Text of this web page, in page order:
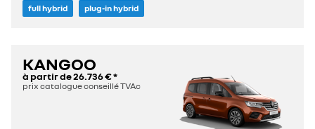
full hybrid plug-in hybrid
KANGOO
à partir de26.736 €*
prix catalogue conseillé TVAc